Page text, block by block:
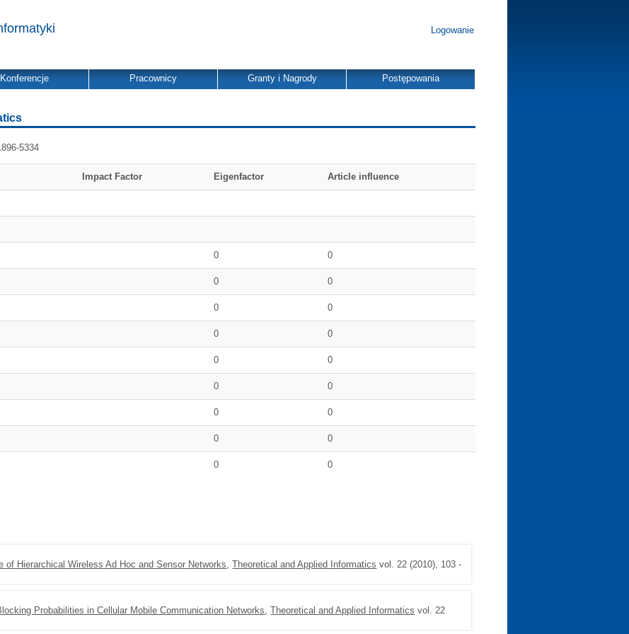
Logowanie
Konferencje Pracownicy Granty i Nagrody Postępowania
5334
Impact Factor Eigenfactor Article influence
0 0
0 0
0 0
0 0
0 0
0 0
0 0
0 0
0 0
of Hierarchical Wireless Ad Hoc and Sensor Networks,Theoretical and Applied Informatics vol. 22 (2010), 103 -
Probabilities in Cellular Mobile Communication Networks,Theoretical and Applied Informatics vol. 22